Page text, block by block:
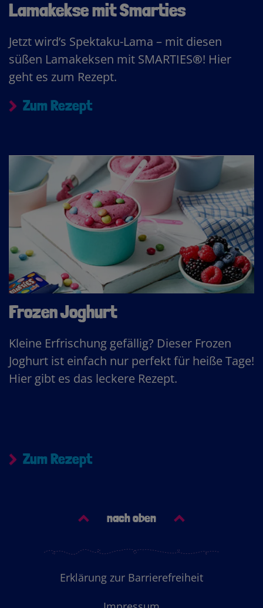
Lamakekse mit Smarties
Jetzt wird’s Spektaku-Lama – mit diesen
süßen Lamakeksen mit SMARTIES®! Hier
geht es zum Rezept.
Zum Rezept
Frozen Joghurt
Kleine Erfrischung gefällig? Dieser Frozen
Joghurt ist einfach nur perfekt für heiße Tage!
Hier gibt es das leckere Rezept.
Zum Rezept
nach oben
Erklärung zur Barrierefreiheit